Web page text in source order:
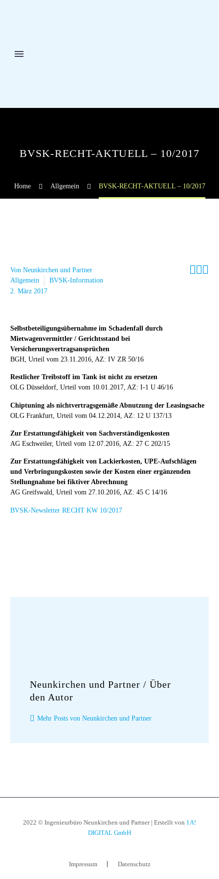
BVSK-RECHT-AKTUELL – 10/2017
Home Allgemein BVSK-RECHT-AKTUELL – 10/2017

Von Neunkirchen und Partner
Allgemein
BVSK-Information
2. März 2017
Selbstbeteiligungsübernahme im Schadenfall durch
Mietwagenvermittler / Gerichtsstand bei
Versicherungsvertragsansprüchen
BGH, Urteil vom 23.11.2016, AZ: IV ZR 50/16
Restlicher Treibstoff im Tank ist nicht zu ersetzen
OLG Düsseldorf, Urteil vom 10.01.2017, AZ: I-1 U 46/16
Chiptuning als nichtvertragsgemäße Abnutzung der Leasingsache
OLG Frankfurt, Urteil vom 04.12.2014, AZ: 12 U 137/13
Zur Erstattungsfähigkeit von Sachverständigenkosten
AG Eschweiler, Urteil vom 12.07.2016, AZ: 27 C 202/15
Zur Erstattungsfähigkeit von Lackierkosten, UPE-Aufschlägen
und Verbringungskosten sowie der Kosten einer ergänzenden
Stellungnahme bei fiktiver Abrechnung
AG Greifswald, Urteil vom 27.10.2016, AZ: 45 C 14/16
BVSK-Newsletter RECHT KW 10/2017
Neunkirchen und Partner / Über
den Autor
Mehr Posts von Neunkirchen und Partner
2022 © Ingenieurbüro Neunkirchen und Partner | Erstellt von 1A!
DIGITAL GmbH
Impressum Datenschutz